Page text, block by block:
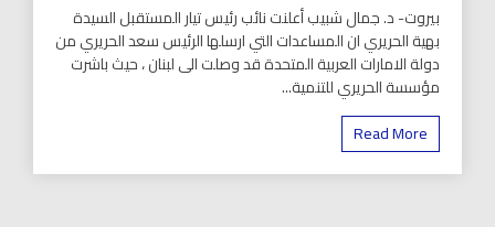
بيروت- د. جمال شبيب أعلنت نائب رئيس تيار المستقبل السيدة
بهية الحريري ان المساعدات التي ارسلها الرئيس سعد الحريري من
دولة الامارات العربية المتحدة قد وصلت الى لبنان ، حيث باشرت
مؤسسة الحريري للتنمية...
Read More